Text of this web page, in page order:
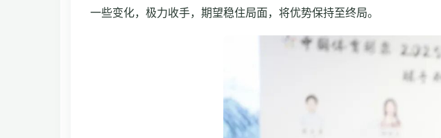
一些变化，极力收手，期望稳住局面，将优势保持至终局。